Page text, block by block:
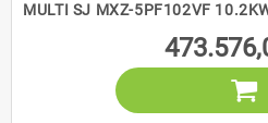
MULTI SJ MXZ-5PF102VF
